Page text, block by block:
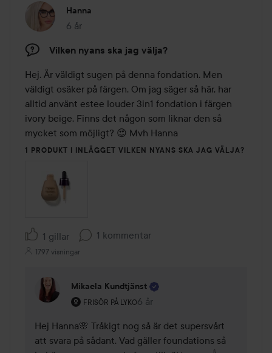
Hanna
6 år
Inlägget skapades 6 år
Vilken nyans ska jag välja?
Hej. Är väldigt sugen på denna fondation. Men
väldigt osäker på färgen. Om jag säger så här, har
alltid använt estee louder 3in1 fondation i färgen
ivory beige. Finns det någon som liknar den så
mycket som möjligt? 😍 Mvh Hanna
1 PRODUKT I INLÄGGET VILKEN NYANS SKA JAG VÄLJA?
1 gillar 1 kommentar
1797 visningar
Mikaela Kundtjänst
FRISÖR PÅ LYKO
Användarens roll: Frisör på Lyko.
6 år
Kommentaren lades 6 år
Hej Hanna🌸 Tråkigt nog så är det supersvårt
att svara på sådant. Vad gäller foundations så